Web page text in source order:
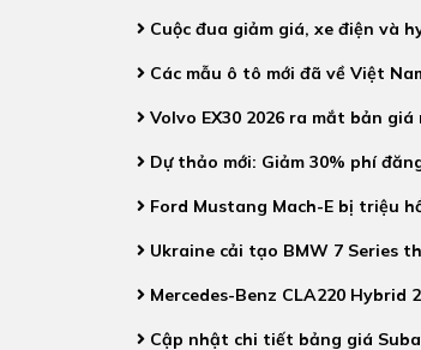
Cuộc đua giảm giá, xe điện và
Các mẫu ô tô mới đã về Việt
Volvo EX30 2026 ra mắt bản
Dự thảo mới: Giảm 30% phí
Ford Mustang Mach-E bị triệu
Ukraine cải tạo BMW 7 Series
Mercedes-Benz CLA220 Hybrid
Cập nhật chi tiết bảng giá